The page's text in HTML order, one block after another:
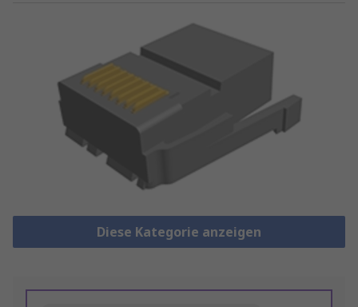
Diese Kategorie anzeigen